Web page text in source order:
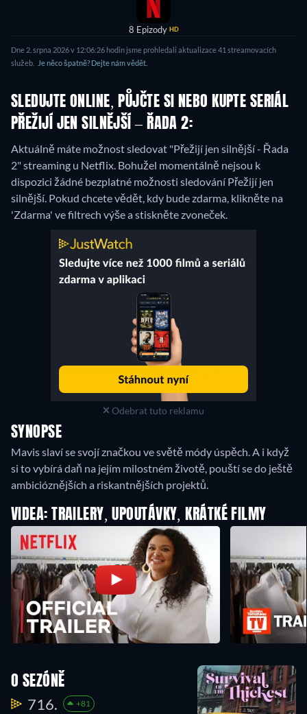
8 Epizody HD
Dne 2. srpna 2026 v 12:06:26 hodin jsme prohledali aktualizace 41 streamovacích
služeb.
Je něco špatně? Dejte nám vědět.
SLEDUJTE ONLINE, PŮJČTE SI NEBO KUPTE SERIÁL
PŘEŽIJÍ JEN SILNĚJŠÍ – ŘADA 2:
Aktuálně máte možnost sledovat "Přežijí jen silnější - Řada
2" streaming u Netflix. Bohužel momentálně nejsou k
dispozici žádné bezplatné možnosti sledování Přežijí jen
silnější. Pokud chcete vědět, kdy bude zdarma, klikněte na
'Zdarma' ve filtrech výše a stiskněte zvoneček.
Odebrat tuto reklamu
SYNOPSE
Mavis slaví se svojí značkou ve světě módy úspěch. A i když
si to vybírá daň na jejím milostném životě, pouští se do ještě
ambicióznějších a riskantnějších projektů.
VIDEA: TRAILERY, UPOUTÁVKY, KRÁTKÉ FILMY
O SEZÓNĚ
716. +81